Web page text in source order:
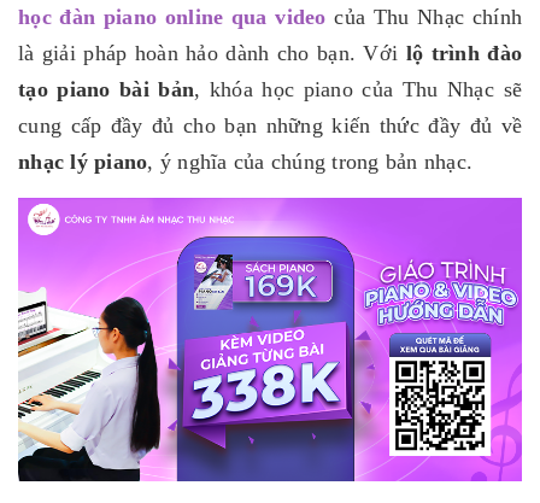
học đàn piano online qua video của Thu Nhạc chính
là giải pháp hoàn hảo dành cho bạn. Với lộ trình đào
tạo piano bài bản, khóa học piano của Thu Nhạc sẽ
cung cấp đầy đủ cho bạn những kiến thức đầy đủ về
nhạc lý piano, ý nghĩa của chúng trong bản nhạc.